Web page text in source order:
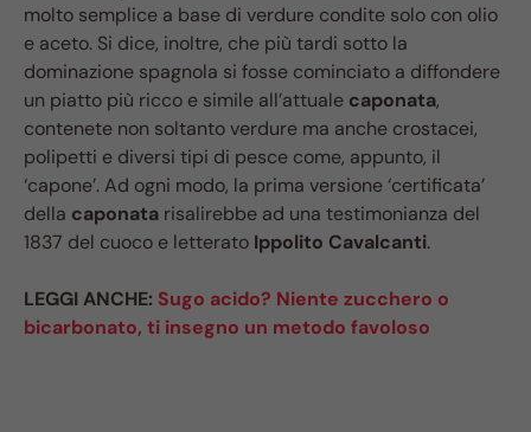
molto semplice a base di verdure condite solo con olio
e aceto. Si dice, inoltre, che più tardi sotto la
dominazione spagnola si fosse cominciato a diffondere
un piatto più ricco e simile all’attuale caponata,
contenete non soltanto verdure ma anche crostacei,
polipetti e diversi tipi di pesce come, appunto, il
‘capone’. Ad ogni modo, la prima versione ‘certificata’
della caponata risalirebbe ad una testimonianza del
1837 del cuoco e letterato Ippolito Cavalcanti.
LEGGI ANCHE: Sugo acido? Niente zucchero o
bicarbonato, ti insegno un metodo favoloso